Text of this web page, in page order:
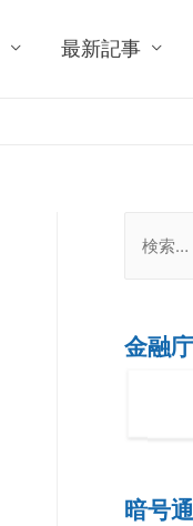
最新記事
金融
暗号